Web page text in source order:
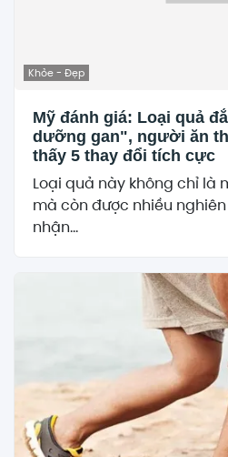
Khỏe - Đẹp
Mỹ đánh giá: Loại quả
dưỡng gan", người ăn
thấy 5 thay đổi tích cực
Loại quả này không chỉ là
mà còn được nhiều
nhận...